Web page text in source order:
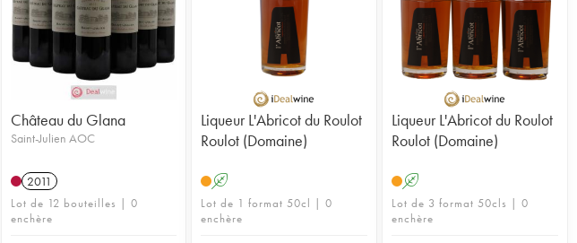
Château du Glana
Saint-Julien AOC
2011
Lot de 12 bouteilles | 0
enchère
Liqueur L'Abricot du Roulot
Roulot (Domaine)
A
Lot de 1 format 50cl | 0
enchère
Liqueur L'Abricot du Roulot
Roulot (Domaine)
A
Lot de 3 format 50cls | 0
enchère